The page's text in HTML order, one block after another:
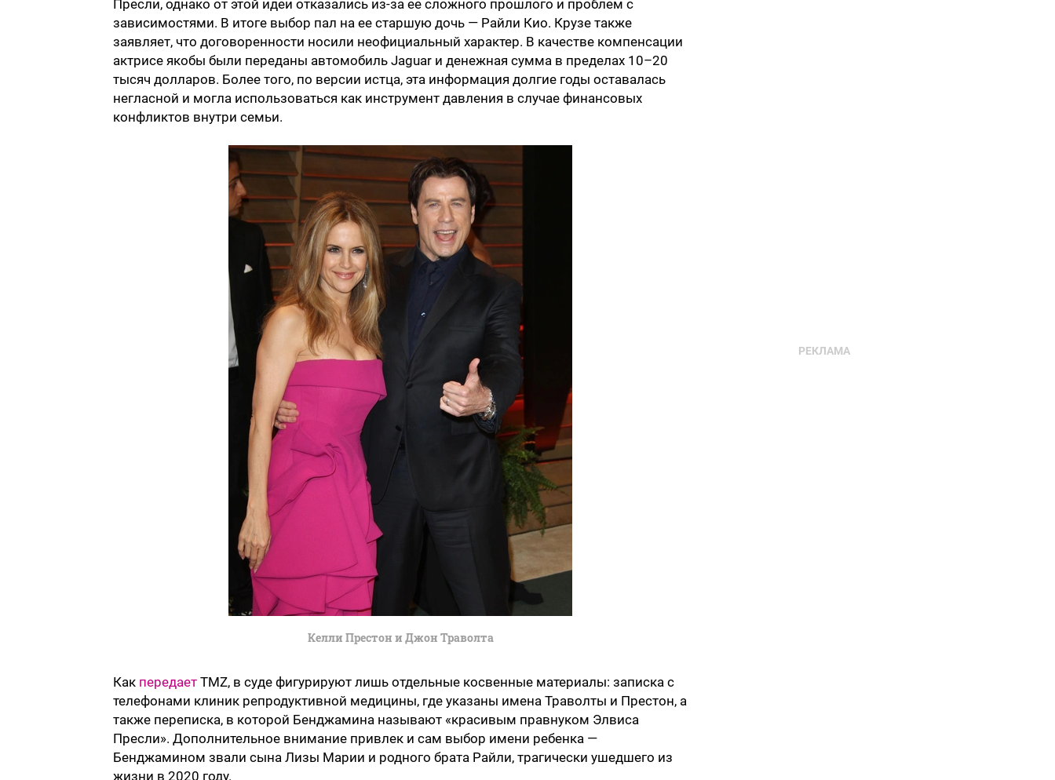
Пресли, однако от этой идеи отказались из-за ее сложного прошлого и проблем с
зависимостями. В итоге выбор пал на ее старшую дочь — Райли Кио. Крузе также
заявляет, что договоренности носили неофициальный характер. В качестве компенсации
актрисе якобы были переданы автомобиль Jaguar и денежная сумма в пределах 10–20
тысяч долларов. Более того, по версии истца, эта информация долгие годы оставалась
негласной и могла использоваться как инструмент давления в случае финансовых
конфликтов внутри семьи.
Келли Престон и Джон Траволта
Как передает TMZ, в суде фигурируют лишь отдельные косвенные материалы: записка с
телефонами клиник репродуктивной медицины, где указаны имена Траволты и Престон, а
также переписка, в которой Бенджамина называют «красивым правнуком Элвиса
Пресли». Дополнительное внимание привлек и сам выбор имени ребенка —
Бенджамином звали сына Лизы Марии и родного брата Райли, трагически ушедшего из
жизни в 2020 году.